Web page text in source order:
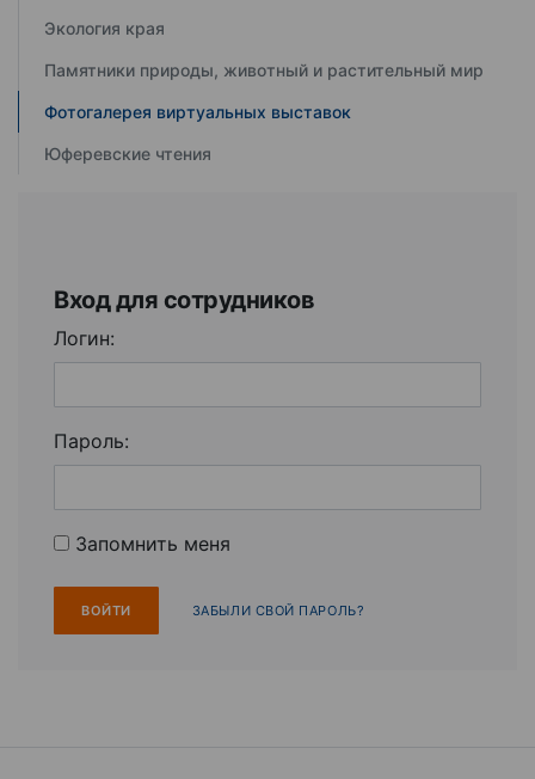
Экология края
Памятники природы, животный и растительный мир
Фотогалерея виртуальных выставок
Юферевские чтения
Вход для сотрудников
Логин:
Пароль:
Запомнить меня
ЗАБЫЛИ СВОЙ ПАРОЛЬ?